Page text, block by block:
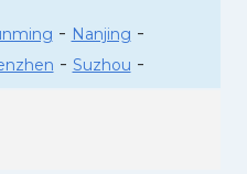
- Nanjing -
- Suzhou -